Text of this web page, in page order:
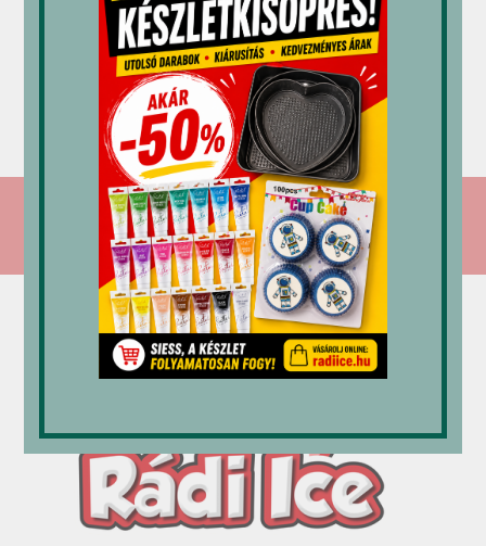
Mec3
Pisztácia
durva
tejfagylalt
paszta
„14025”
84,146Ft
Mec3
Tejszín
tejfagylalt
paszta
„14065”
49,240Ft
Mec3
Wafer
tejfagylalt
paszta
„14118”
52,595